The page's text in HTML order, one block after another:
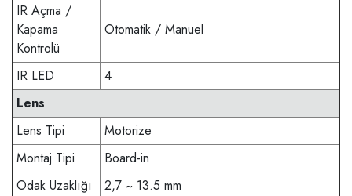
IR Açma /
Kapama
Kontrolü
Otomatik / Manuel
IR LED
4
Lens
Lens Tipi
Motorize
Montaj Tipi
Board-in
Odak Uzaklığı
2,7 ~ 13.5 mm